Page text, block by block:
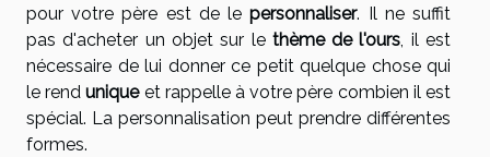
pour votre père est de lepersonnaliser. Il ne suffit
pas d'acheter un objet sur le thème de l'ours, il est
nécessaire de lui donner ce petit quelque chose qui
le renduniqueet rappelle à votre père combien il est
spécial. La personnalisation peut prendre différentes
formes.